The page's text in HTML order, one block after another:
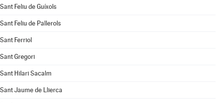
Sant Feliu de Guíxols
Sant Feliu de Pallerols
Sant Ferriol
Sant Gregori
Sant Hilari Sacalm
Sant Jaume de Llierca